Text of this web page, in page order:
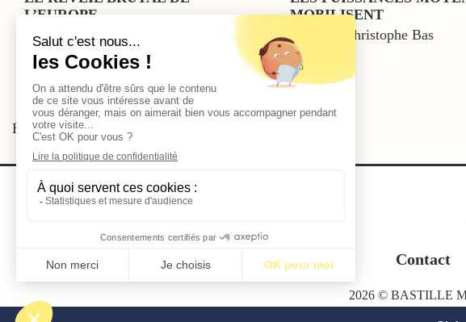
L’EUROPE
Par Hicheme Lehmici
MOBILISENT
Par Jean-Christophe Bas
Étiquettes:BM08
Contact
2026 © BASTILLE